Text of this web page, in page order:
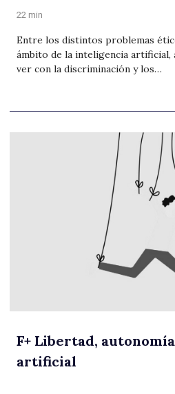
22 min
Entre los distintos problemas
ámbito de la inteligencia artificial,
ver con la discriminación y los…
F+ Libertad,
artificial